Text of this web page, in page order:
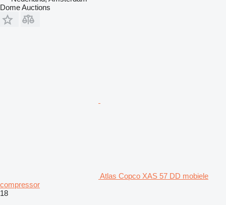
Dome Auctions
Atlas Copco XAS 57 DD mobiele
compressor
18